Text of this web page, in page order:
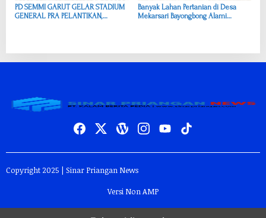
PD SEMMI GARUT GELAR STADIUM
GENERAL PRA PELANTIKAN,
Banyak Lahan Pertanian di Desa
Mekarsari Bayongbong Alami
Copyright 2025 | Sinar Priangan News
Versi Non AMP